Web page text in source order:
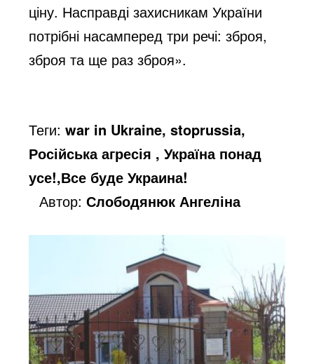
ціну. Насправді захисникам України
потрібні насамперед три речі: зброя,
зброя та ще раз зброя».
Теги:war in Ukraine, stoprussia,
Російська агресія , Україна понад
усе!,Все буде Украина!
Автор:Слободянюк Ангеліна